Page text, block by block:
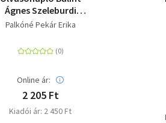
Ágnes Szeleburdi
család című
Palkóné Pekár Erika
Online ár:
2 205 Ft
Kiadói ár: 2 450 Ft